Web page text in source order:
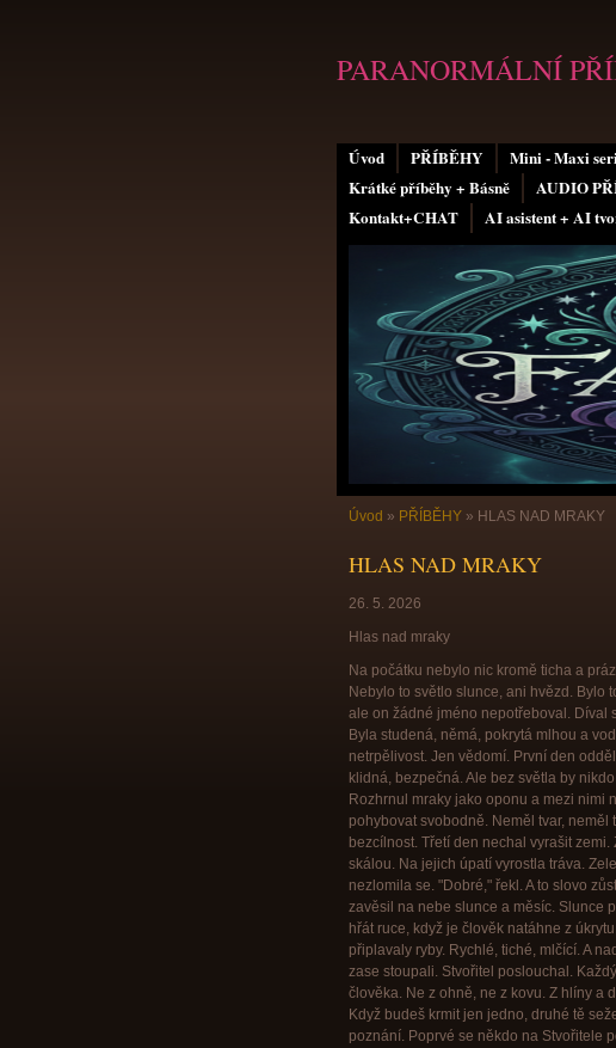
Úvod PŘÍBĚHY Mini - Maxi
Krátké příběhy + Básně
AUDIO
Kontakt+CHAT
AI asistent + AI
PARANORMÁLNÍ
Úvod » PŘÍBĚHY » HLAS NAD MRAKY
HLAS NAD MRAKY
26. 5. 2026
Hlas nad mraky
Na počátku nebylo nic kromě ticha a
Nebylo to světlo slunce, ani hvězd. Bylo
ale on žádné jméno nepotřeboval. Díval
Byla studená, němá, pokrytá mlhou a
netrpělivost. Jen vědomí. První den
klidná, bezpečná. Ale bez světla by
Rozhrnul mraky jako oponu a mezi nimi
pohybovat svobodně. Neměl tvar,
bezcílnost. Třetí den nechal vyrašit
skálou. Na jejich úpatí vyrostla tráva.
nezlomila se. "Dobré," řekl. A to slovo
zavěsil na nebe slunce a měsíc. Slunce
hřát ruce, když je člověk natáhne z
připlavaly ryby. Rychlé, tiché, mlčící. A
zase stoupali. Stvořitel poslouchal.
člověka. Ne z ohně, ne z kovu. Z hlíny a
Když budeš krmit jen jedno, druhé tě
poznání. Poprvé se někdo na Stvořitele